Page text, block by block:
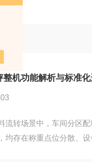
整机功能解析与标准
流转场景中，车间分区
均存在称重点位分散、